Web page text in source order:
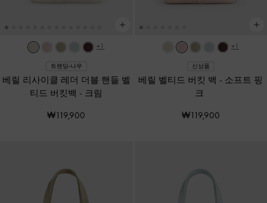
+1
트렌딩-나우
베릴 리사이클 레더 더블 핸들 벨
티드 버킷백 - 크림
₩119,900
+1
신상품
베릴 벨티드 버킷 백 - 소프트 핑
크
₩119,900